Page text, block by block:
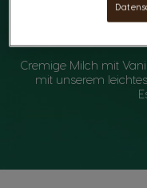
Ein
Cremige Milch mit
mit unserem